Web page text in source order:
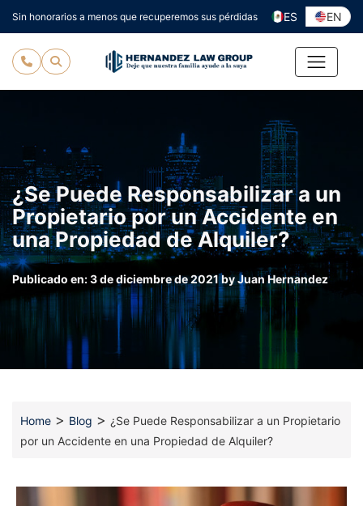
al
contenido
Sin honorarios a menos que recuperemos sus pérdidas ES EN
¿Se Puede Responsabilizar a un
Propietario por un Accidente en
una Propiedad de Alquiler?
Publicado en:3 de diciembre de 2021byJuan Hernandez
Home > Blog > ¿Se Puede Responsabilizar a un Propietario
por un Accidente en una Propiedad de Alquiler?